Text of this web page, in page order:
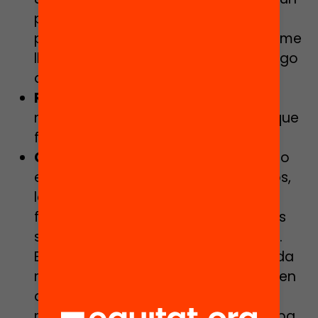
problema, mientras juego debo
plantear diferentes estrategias que me
lleven a conseguir el objetivo del juego
a medida que este va avanzando.
Resolución del problema
movimientos o jugadas concretas que
forman parte de mi estrategia.
Comprobación de la solución
tanto
en los problemas como en los juegos,
la validación de mi estrategia es
fundamental para incorporarla a mis
saberes como estrategia ganadora.
Esta estrategia puede ser constatada
razonando su validez o aplicándola en
diferentes partidas y observando el